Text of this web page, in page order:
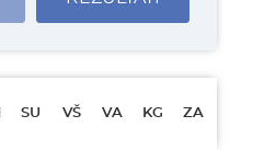
SU VŠ VA KG ZA